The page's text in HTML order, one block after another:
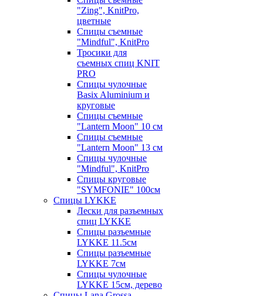
"Zing", KnitPro,
цветные
Спицы съемные
"Mindful", KnitPro
Тросики для
съемных спиц KNIT
PRO
Спицы чулочные
Basix Aluminium и
круговые
Спицы съемные
"Lantern Moon" 10 см
Спицы съемные
"Lantern Moon" 13 см
Спицы чулочные
"Mindful", KnitPro
Спицы круговые
"SYMFONIE" 100см
Спицы LYKKE
Лески для разъемных
спиц LYKKE
Спицы разъемные
LYKKE 11.5см
Спицы разъемные
LYKKE 7см
Спицы чулочные
LYKKE 15см, дерево